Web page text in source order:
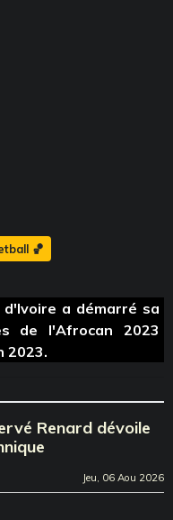
🏀
a démarré sa
de l'Afrocan 2023
2023.
Renard dévoile
Jeu, 06 Aou 2026